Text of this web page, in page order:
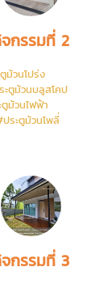
กรรมที่ 2
ม้วนโปร่ง
ตูม้วนบลูสโคป
ม้วนไฟฟ้า
ระตูม้วนโพลี่
กรรมที่ 3